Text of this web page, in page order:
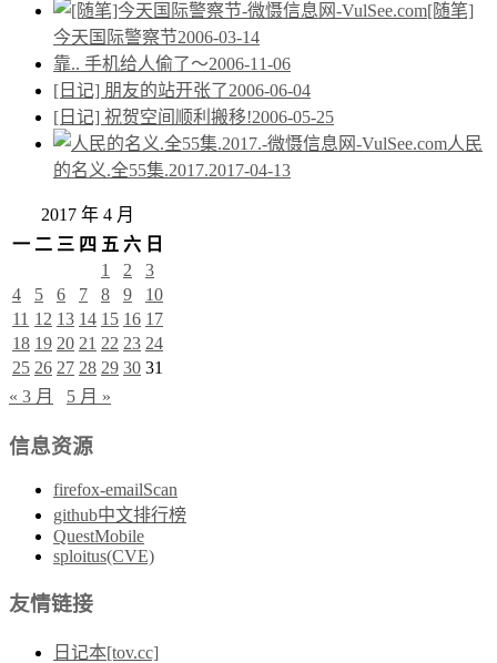
[随笔]
今天国际警察节2006-03-14
靠.. 手机给人偷了～2006-11-06
[日记] 朋友的站开张了2006-06-04
[日记] 祝贺空间顺利搬移!2006-05-25
人民
的名义.全55集.2017.2017-04-13
2017 年 4 月
一 二 三 四 五 六 日
1
2
3
4
5 6 7 8 9
10
11 12 13 14 15 16 17
18 19 20 21 22 23 24
25 26 27 28 29 30 31
« 3 月
5 月 »
信息资源
firefox-emailScan
github中文排行榜
QuestMobile
sploitus(CVE)
友情链接
日记本[tov.cc]